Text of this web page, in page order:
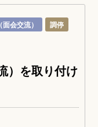
会交流）
調停
）を取り付け